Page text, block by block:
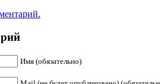
Имя (обязательно)